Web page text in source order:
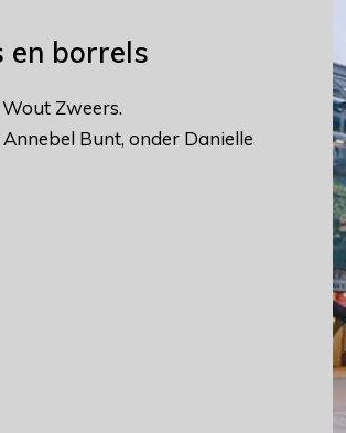
en borrels
Zweers.
Bunt, onder Danielle